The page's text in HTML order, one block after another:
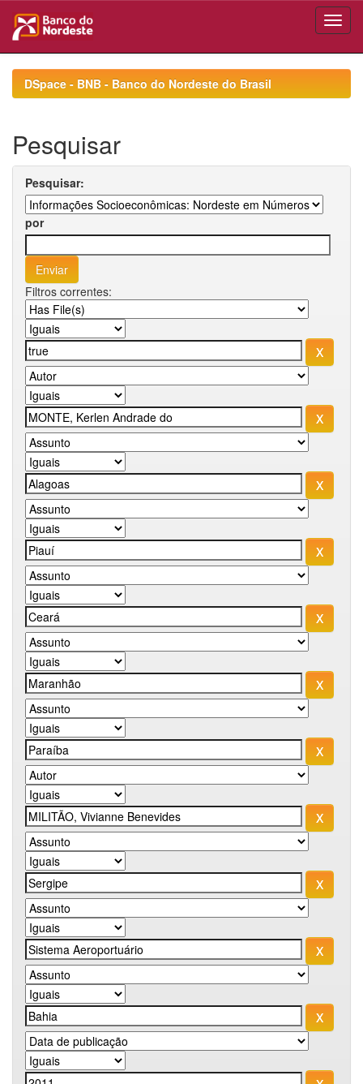
navigationDSpace - BNB - Banco do Nordeste do Brasil
Pesquisar
Pesquisar:
por
Filtros correntes: